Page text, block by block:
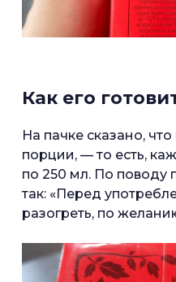
Как его
На пачке сказано,
порции, — то есть,
по 250 мл. По поводу
так: «Перед
разогреть, по